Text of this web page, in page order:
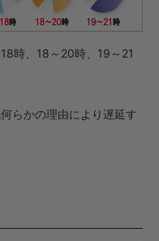
時、18～20時、19～21
らかの理由により遅延す